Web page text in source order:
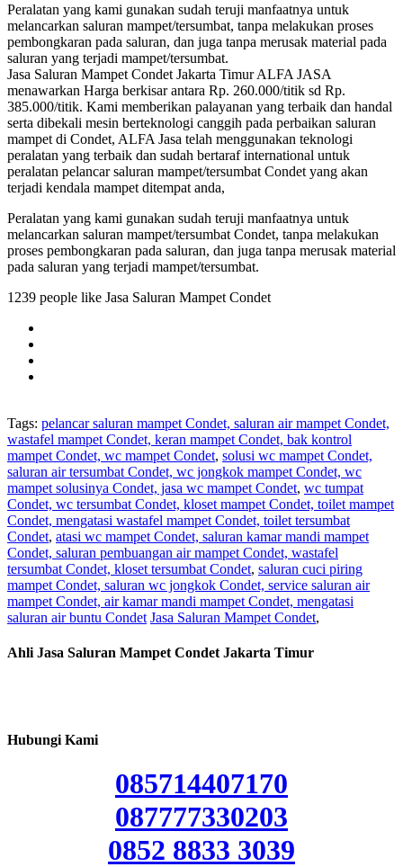
Peralatan yang kami gunakan sudah teruji manfaatnya untuk
melancarkan saluran mampet/tersumbat, tanpa melakukan proses
pembongkaran pada saluran, dan juga tanpa merusak material pada
saluran yang terjadi mampet/tersumbat.
Jasa Saluran Mampet Condet Jakarta Timur ALFA JASA
menawarkan Harga berkisar antara Rp. 260.000/titik sd Rp.
385.000/titik. Kami memberikan palayanan yang terbaik dan handal
serta dibekali mesin berteknologi canggih pada perbaikan saluran
mampet di Condet, ALFA Jasa telah menggunakan teknologi
peralatan yang terbaik dan sudah bertaraf international untuk
peralatan pelancar saluran mampet/tersumbat Condet yang akan
terjadi kendala mampet ditempat anda,
Peralatan yang kami gunakan sudah teruji manfaatnya untuk
melancarkan saluran mampet/tersumbat Condet, tanpa melakukan
proses pembongkaran pada saluran, dan juga tanpa merusak material
pada saluran yang terjadi mampet/tersumbat.
1239 people like Jasa Saluran Mampet Condet
Tags: pelancar saluran mampet Condet, saluran air mampet Condet,
wastafel mampet Condet, keran mampet Condet, bak kontrol
mampet Condet, wc mampet Condet, solusi wc mampet Condet,
saluran air tersumbat Condet, wc jongkok mampet Condet, wc
mampet solusinya Condet, jasa wc mampet Condet, wc tumpat
Condet, wc tersumbat Condet, kloset mampet Condet, toilet mampet
Condet, mengatasi wastafel mampet Condet, toilet tersumbat
Condet, atasi wc mampet Condet, saluran kamar mandi mampet
Condet, saluran pembuangan air mampet Condet, wastafel
tersumbat Condet, kloset tersumbat Condet, saluran cuci piring
mampet Condet, saluran wc jongkok Condet, service saluran air
mampet Condet, air kamar mandi mampet Condet, mengatasi
saluran air buntu Condet Jasa Saluran Mampet Condet,
Ahli Jasa Saluran Mampet Condet Jakarta Timur
Hubungi Kami
085714407170
087777330203
0852 8833 3039